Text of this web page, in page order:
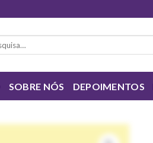
SOBRE NÓS DEPOIMENTOS